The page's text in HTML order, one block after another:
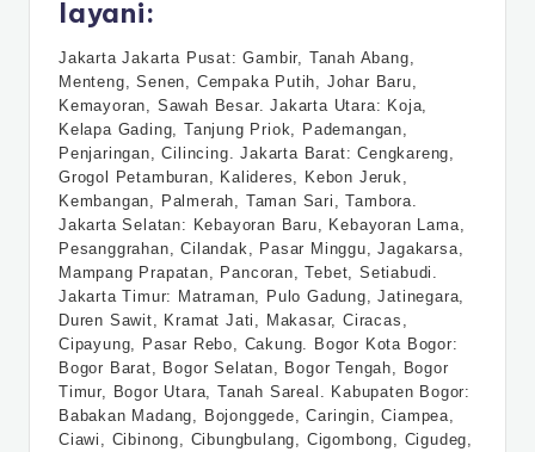
layani:
Jakarta Jakarta Pusat: Gambir, Tanah Abang,
Menteng, Senen, Cempaka Putih, Johar Baru,
Kemayoran, Sawah Besar. Jakarta Utara: Koja,
Kelapa Gading, Tanjung Priok, Pademangan,
Penjaringan, Cilincing. Jakarta Barat: Cengkareng,
Grogol Petamburan, Kalideres, Kebon Jeruk,
Kembangan, Palmerah, Taman Sari, Tambora.
Jakarta Selatan: Kebayoran Baru, Kebayoran Lama,
Pesanggrahan, Cilandak, Pasar Minggu, Jagakarsa,
Mampang Prapatan, Pancoran, Tebet, Setiabudi.
Jakarta Timur: Matraman, Pulo Gadung, Jatinegara,
Duren Sawit, Kramat Jati, Makasar, Ciracas,
Cipayung, Pasar Rebo, Cakung. Bogor Kota Bogor:
Bogor Barat, Bogor Selatan, Bogor Tengah, Bogor
Timur, Bogor Utara, Tanah Sareal. Kabupaten Bogor:
Babakan Madang, Bojonggede, Caringin, Ciampea,
Ciawi, Cibinong, Cibungbulang, Cigombong, Cigudeg,